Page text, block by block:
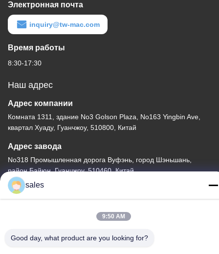
Электронная почта
inquiry@tw-mac.com
Время работы
8:30-17:30
Наш адрес
Адрес компании
Комната 1311, здание No3 Golson Plaza, No163 Yingbin Ave,
квартал Хуаду, Гуанчжоу, 510800, Китай
Адрес завода
No318 Промышленная дорога Вуфэнь, город Шэньшань,
район Байюн, Гуанчжоу, 510460, Китай
Телефон
sales
9:50 AM
Good day, what product are you looking for?